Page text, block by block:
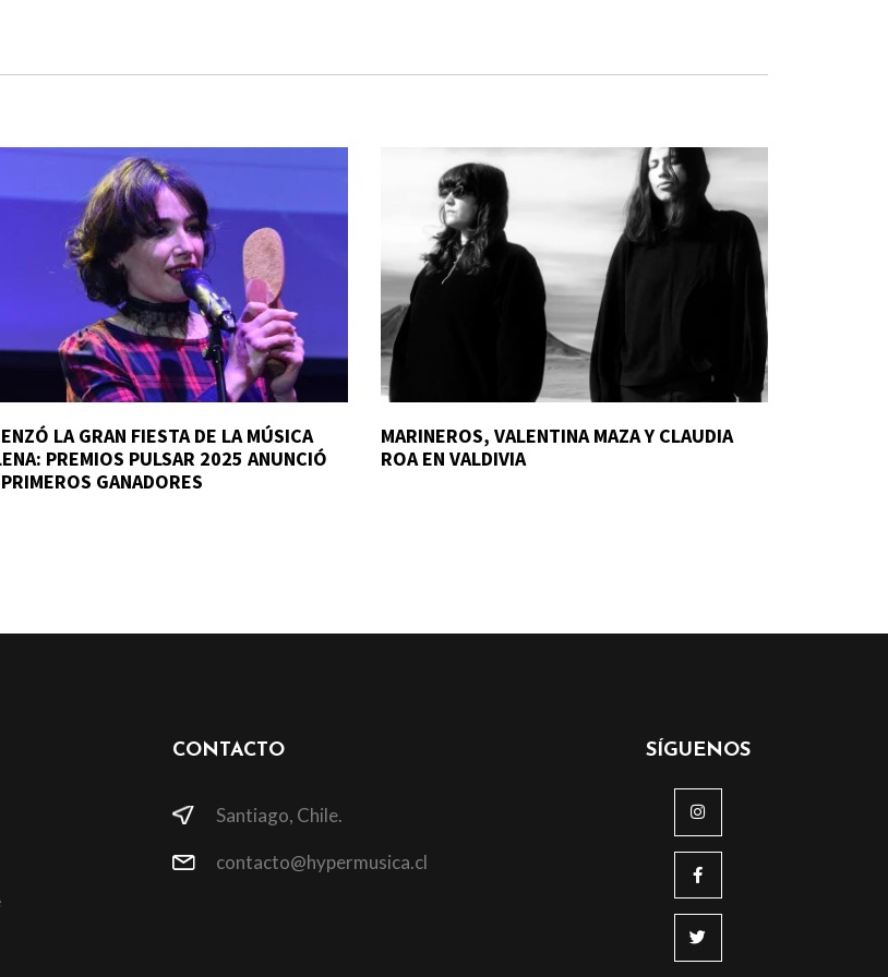
LA GRAN FIESTA DE LA MÚSICA
PREMIOS PULSAR 2025 ANUNCIÓ
GANADORES
MARINEROS, VALENTINA MAZA Y CLAUDIA
ROA EN VALDIVIA
CONTACTO
Santiago, Chile.
contacto@hypermusica.cl
SÍGUENOS